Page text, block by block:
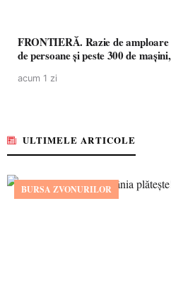
FRONTIERĂ. Razie de
de persoane și peste 300 de
acum 1 zi
ULTIMELE ARTICOLE
BURSA ZVONURILOR